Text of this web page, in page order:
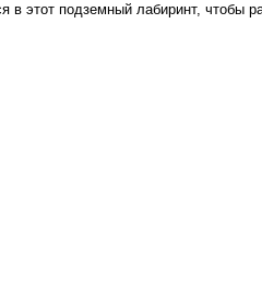
этот подземный лабиринт, чтобы